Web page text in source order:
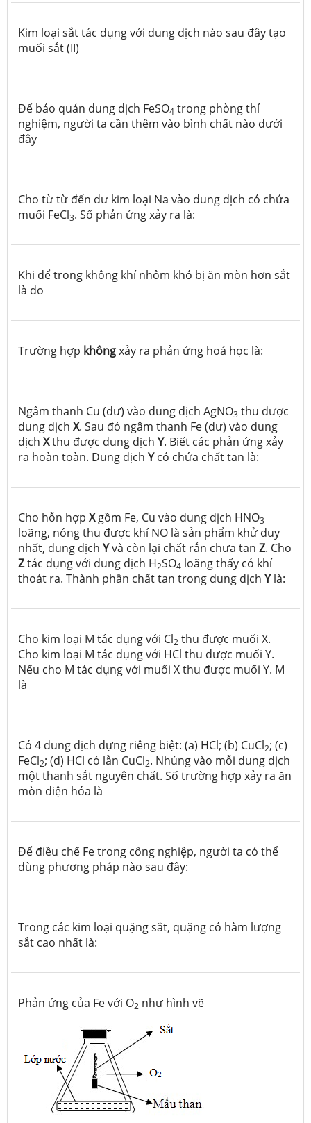
Kim loại sắt tác dụng với dung dịch nào sau đây tạo
muối sắt (II)
Để bảo quản dung dịch FeSO4 trong phòng thí
nghiệm, người ta cần thêm vào bình chất nào dưới
đây
Cho từ từ đến dư kim loại Na vào dung dịch có chứa
muối FeCl3. Số phản ứng xảy ra là:
Khi để trong không khí nhôm khó bị ăn mòn hơn sắt
là do
Trường hợp khôngxảy ra phản ứng hoá học là:
Ngâm thanh Cu (dư) vào dung dịch AgNO3 thu được
dung dịch X. Sau đó ngâm thanh Fe (dư) vào dung
dịch Xthu được dung dịch Y. Biết các phản ứng xảy
ra hoàn toàn. Dung dịch Ycó chứa chất tan là:
Cho hỗn hợp Xgồm Fe, Cu vào dung dịch HNO3
loãng, nóng thu được khí NO là sản phẩm khử duy
nhất, dung dịch Yvà còn lại chất rắn chưa tan Z. Cho
Ztác dụng với dung dịch H2SO4 loãng thấy có khí
thoát ra. Thành phần chất tan trong dung dịch Ylà:
Cho kim loại M tác dụng với Cl2 thu được muối X.
Cho kim loại M tác dụng với HCl thu được muối Y.
Nếu cho M tác dụng với muối X thu được muối Y. M
là
Có 4 dung dịch đựng riêng biệt: (a) HCl; (b) CuCl2; (c)
FeCl2; (d) HCl có lẫn CuCl2. Nhúng vào mỗi dung dịch
một thanh sắt nguyên chất. Số trường hợp xảy ra ăn
mòn điện hóa là
Để điều chế Fe trong công nghiệp, người ta có thể
dùng phương pháp nào sau đây:
Trong các kim loại quặng sắt, quặng có hàm lượng
sắt cao nhất là:
Phản ứng của Fe với O2 như hình vẽ